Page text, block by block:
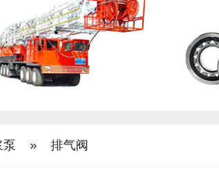
» 排气阀